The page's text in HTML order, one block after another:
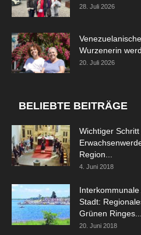
28. Juli 2026
Wurzenerin
20. Juli 2026
BELIEBTE BEITRÄGE
Wichtiger
Region...
4. Juni 2018
Stadt:
Grünen Ringes...
20. Juni 2018